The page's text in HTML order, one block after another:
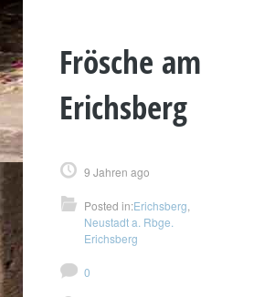
Frösche am
Erichsberg
9 Jahren ago
Posted in:Erichsberg
Neustadt a. Rbge.
Erichsberg
0